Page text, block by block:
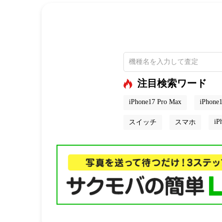
注目検索ワード
iPhone17 Pro Max
スイッチ スマホ